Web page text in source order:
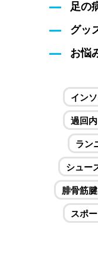
足の
グッ
お悩
イン
過回内
ラン
シュー
腓骨筋腱
スポ